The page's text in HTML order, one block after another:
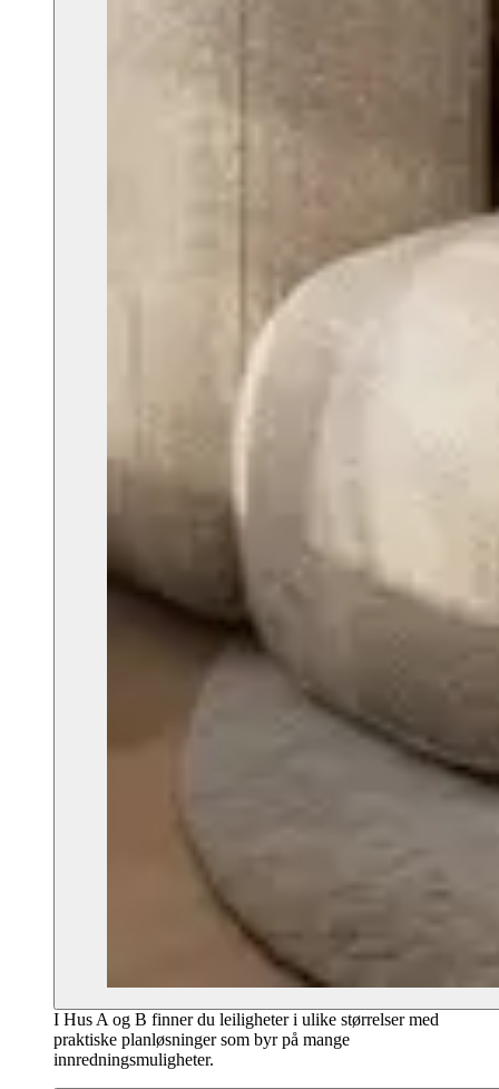
I Hus A og B finner du leiligheter i ulike størrelser med
praktiske planløsninger som byr på mange
innredningsmuligheter.